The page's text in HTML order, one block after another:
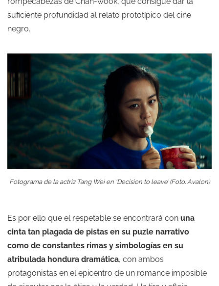
suficiente profundidad al relato prototípico del cine
negro.
Fotograma de la actriz Tang Wei en ‘Decision to leave’ (Foto: Avalon)
Es por ello que el respetable se encontrará con una
cinta tan plagada de pistas en su puzle narrativo
como de constantes rimas y simbologías en su
atribulada hondura dramática, con ambos
protagonistas en el epicentro de un romance imposible